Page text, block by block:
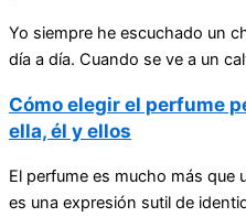
Yo siempre he escuchado un
día a día. Cuando se ve a un
Cómo elegir el perfume
ella, él y ellos
El perfume es mucho más que
es una expresión sutil de